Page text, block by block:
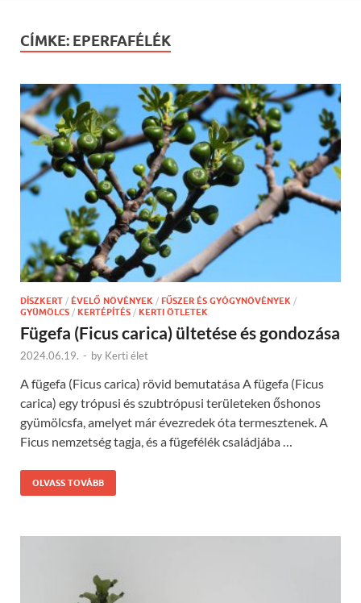
CÍMKE: EPERFAFÉLÉK
DÍSZKERT / ÉVELŐ NÖVÉNYEK / FŰSZER ÉS GYÓGYNÖVÉNYEK /
GYÜMÖLCS / KERTÉPÍTÉS / KERTI ÖTLETEK
Fügefa (Ficus carica) ültetése és gondozása
2024.06.19. - by Kerti élet
A fügefa (Ficus carica) rövid bemutatása A fügefa (Ficus
carica) egy trópusi és szubtrópusi területeken őshonos
gyümölcsfa, amelyet már évezredek óta termesztenek. A
Ficus nemzetség tagja, és a fügefélék családjába …
OLVASS TOVÁBB